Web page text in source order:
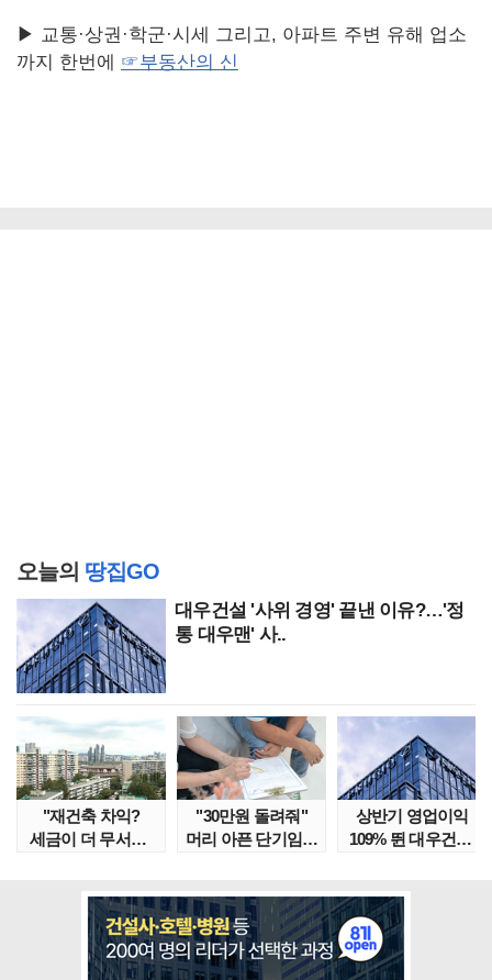
▶ 교통·상권·학군·시세 그리고, 아파트 주변 유해 업소
까지 한번에 ☞부동산의 신
오늘의 땅집GO
대우건설 '사위 경영' 끝낸 이유?…'정
통 대우맨' 사..
"재건축 차익?
세금이 더 무서워"
"30만원 돌려줘"
머리 아픈 단기임대
상반기 영업이익
109% 뛴 대우건설,